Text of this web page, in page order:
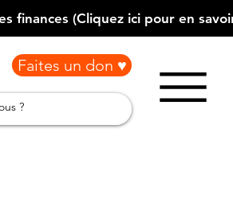
Faites un don ♥